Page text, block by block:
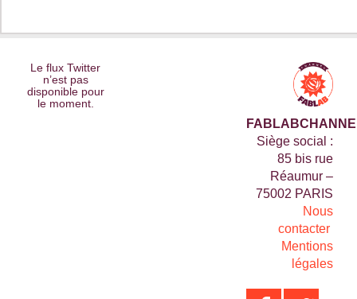
Le flux Twitter
n’est pas
disponible pour
le moment.
Siège social :
85 bis rue
Réaumur –
75002 PARIS
Nous
contacter
Mentions
légales